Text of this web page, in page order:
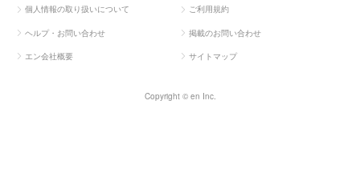
個人情報の取り扱いについて ご利用規約
ヘルプ・お問い合わせ 掲載のお問い合わせ
エン会社概要 サイトマップ
Copyright © en Inc.